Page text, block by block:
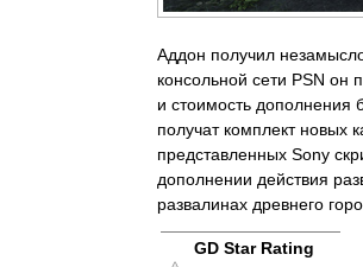
Аддон получил
консольной сети PSN он
и стоимость дополнения
получат комплект новых
представленных Sony
дополнении действия
развалинах древнего
GD Star Rating